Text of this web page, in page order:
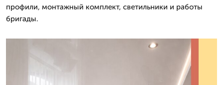
профили, монтажный комплект, светильники и работы
бригады.